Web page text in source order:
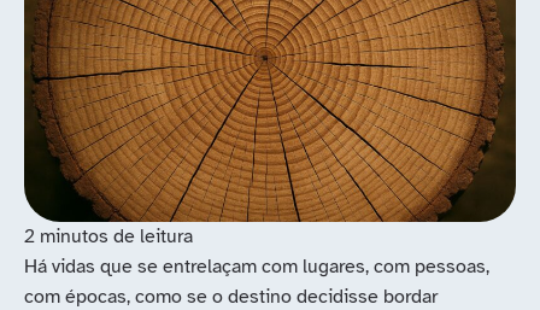
Há vidas que se entrelaçam com lugares, com pessoas,
com épocas, como se o destino decidisse bordar